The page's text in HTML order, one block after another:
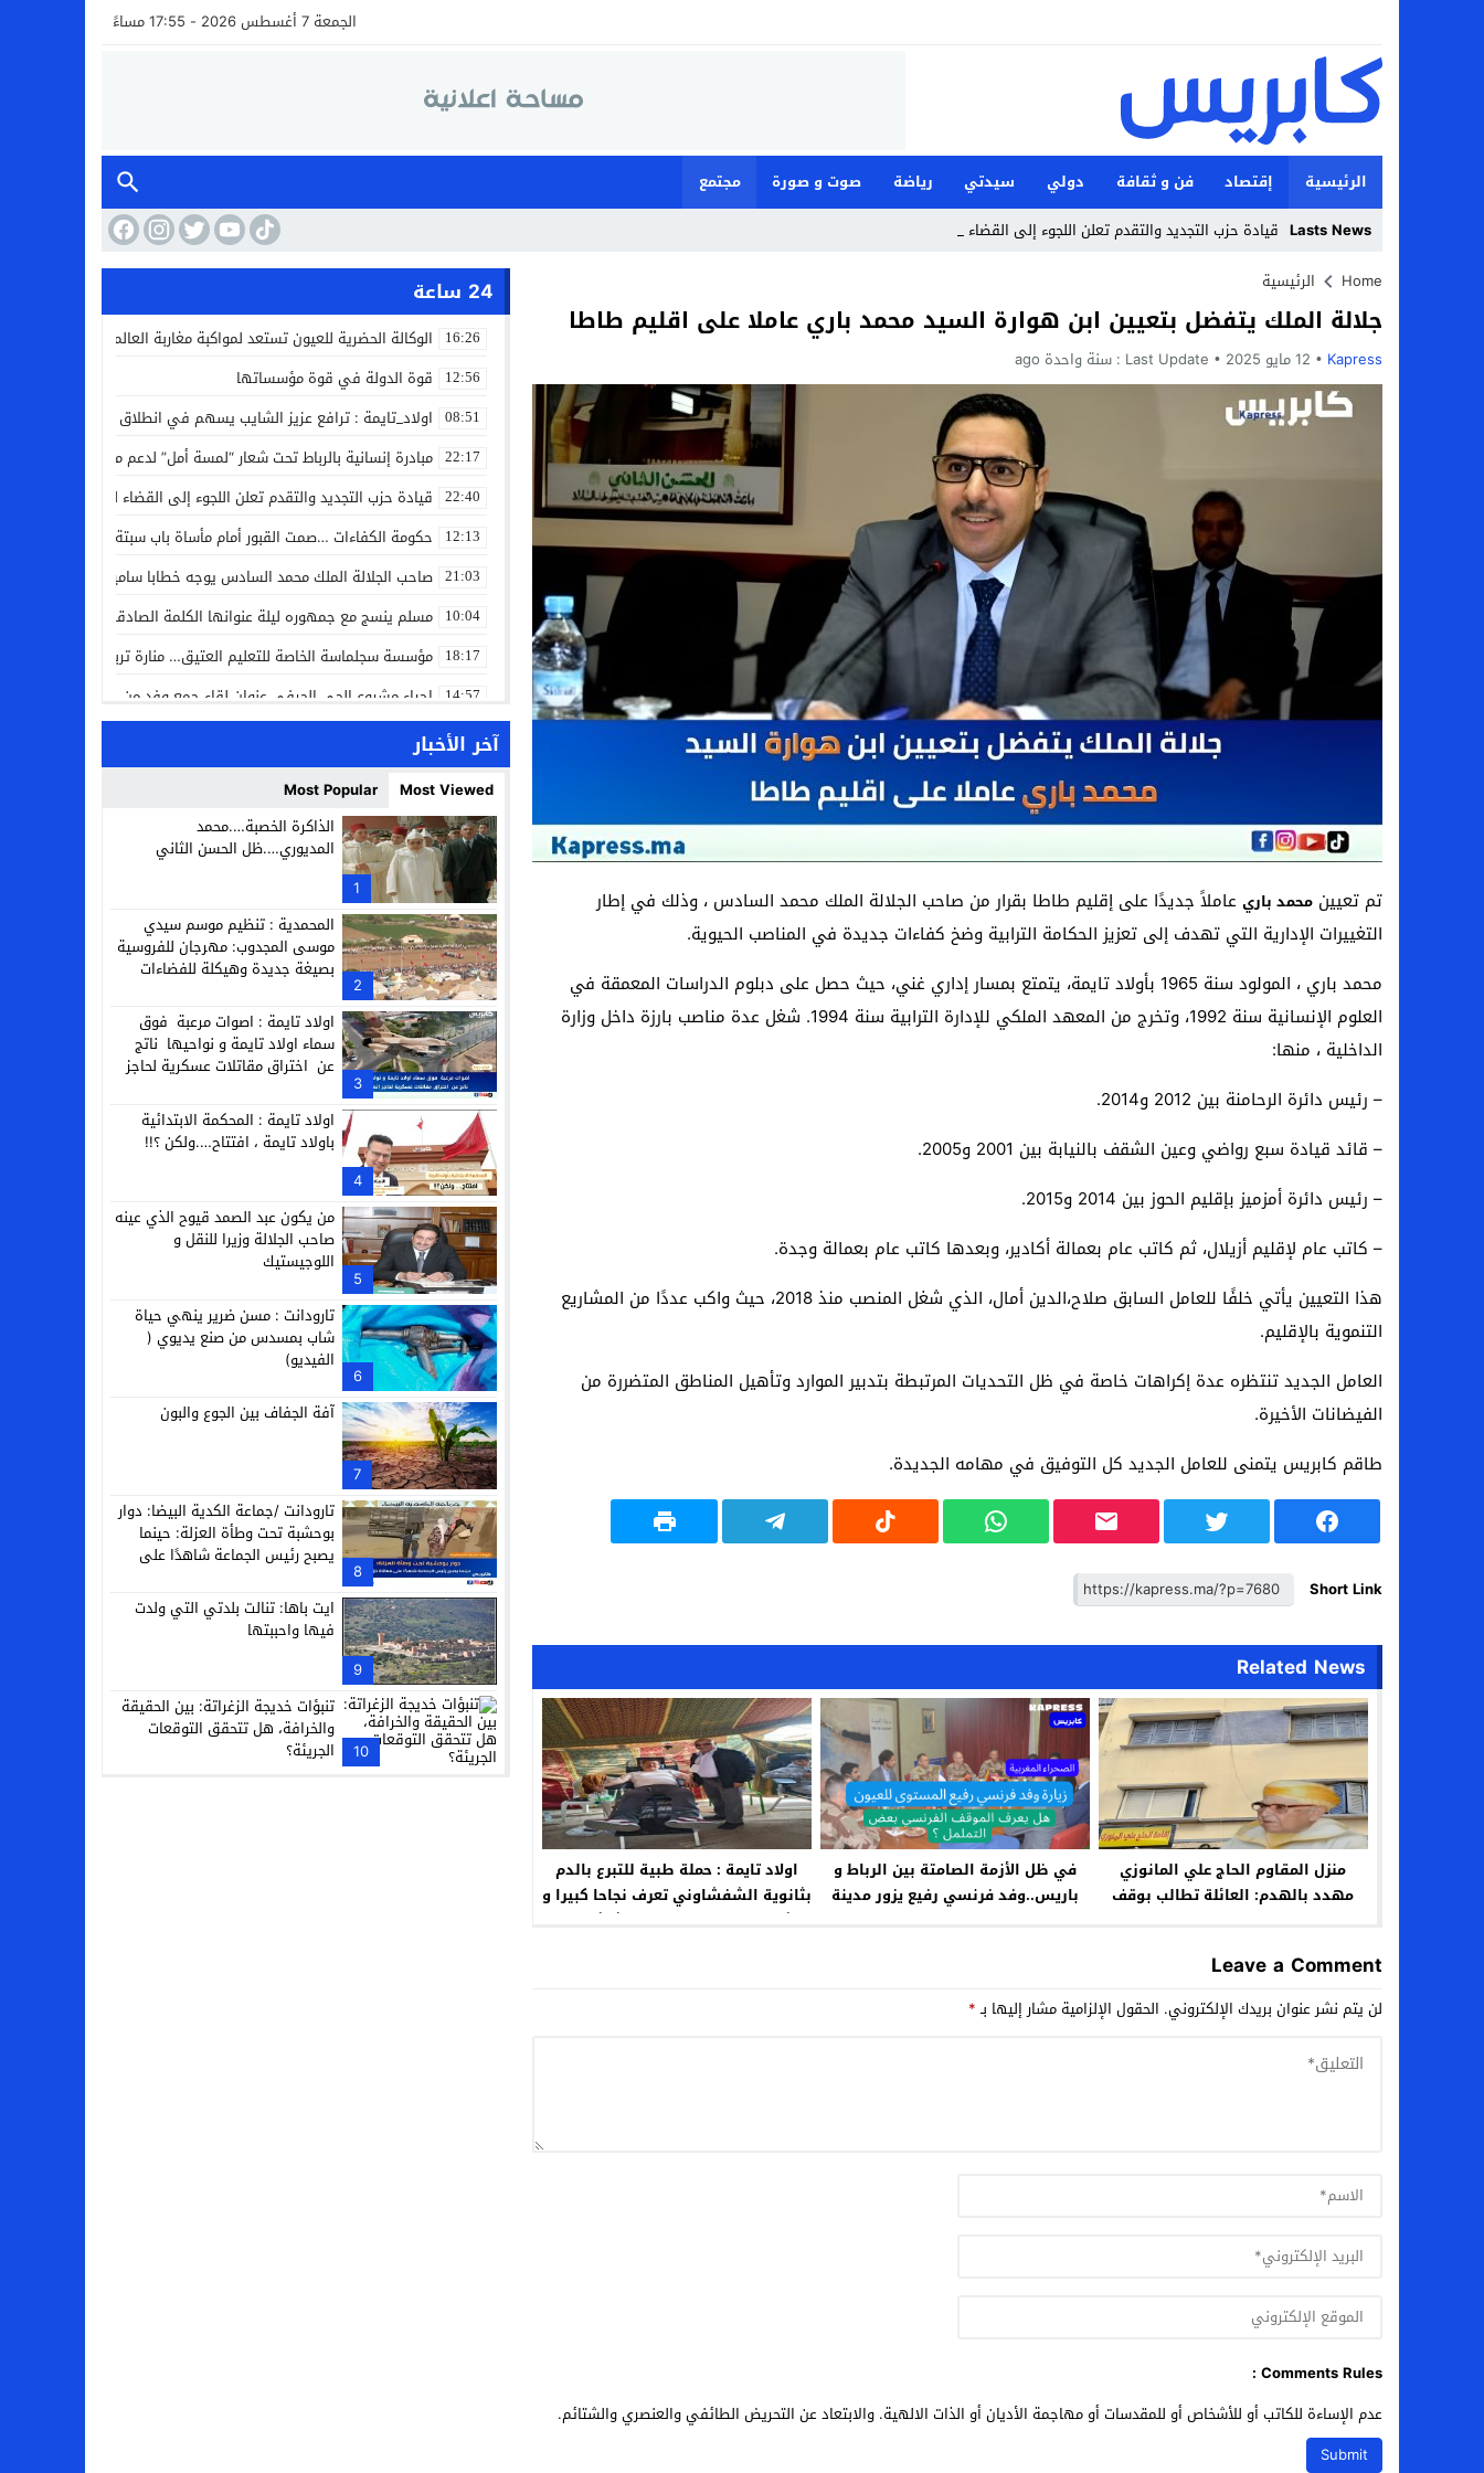
الجمعة 7 أغسطس 2026 - 17:55 مساءً
الرئيسية إقتصاد فن و ثقافة دولي سيدتي رياضة صوت و صورة
مجتمع
Lasts News قيادة حزب التجديد والتقدم تعلن اللجوء إلى القضاء لمواجهة م_
Stop
Previous
Next
Home الرئيسية
جلالة الملك يتفضل بتعيين ابن هوارة السيد محمد باري عاملا على اقليم طاطا
Kapress 12 مايو 2025 Last Update : سنة واحدة ago
تم تعيين محمد باري عاملاً جديدًا على إقليم طاطا بقرار من صاحب الجلالة الملك محمد السادس ، وذلك في إطار
التغييرات الإدارية التي تهدف إلى تعزيز الحكامة الترابية وضخ كفاءات جديدة في المناصب الحيوية.
محمد باري ، المولود سنة 1965 بأولاد تايمة، يتمتع بمسار إداري غني، حيث حصل على دبلوم الدراسات المعمقة في
العلوم الإنسانية سنة 1992، وتخرج من المعهد الملكي للإدارة الترابية سنة 1994. شغل عدة مناصب بارزة داخل وزارة
الداخلية ، منها:
– رئيس دائرة الرحامنة بين 2012 و2014.
– قائد قيادة سبع رواضي وعين الشقف بالنيابة بين 2001 و2005.
– رئيس دائرة أمزميز بإقليم الحوز بين 2014 و2015.
– كاتب عام لإقليم أزيلال، ثم كاتب عام بعمالة أكادير، وبعدها كاتب عام بعمالة وجدة.
هذا التعيين يأتي خلفًا للعامل السابق صلاح،الدين أمال، الذي شغل المنصب منذ 2018، حيث واكب عددًا من المشاريع
التنموية بالإقليم.
العامل الجديد تنتظره عدة إكراهات خاصة في ظل التحديات المرتبطة بتدبير الموارد وتأهيل المناطق المتضررة من
الفيضانات الأخيرة.
طاقم كابريس يتمنى للعامل الجديد كل التوفيق في مهامه الجديدة.
Short Link
Related News
منزل المقاوم الحاج علي المانوزي
مهدد بالهدم: العائلة تطالب بوقف
في ظل الأزمة الصامتة بين الرباط و
باريس..وفد فرنسي رفيع يزور مدينة
اولاد تايمة : حملة طبية للتبرع بالدم
بثانوية الشفشاوني تعرف نجاحا كبيرا و
مشاركة لقائد المقاطعة الثالثة فيها
Leave a Comment
لن يتم نشر عنوان بريدك الإلكتروني. الحقول الإلزامية مشار إليها بـ*
Comments Rules :
عدم الإساءة للكاتب أو للأشخاص أو للمقدسات أو مهاجمة الأديان أو الذات الالهية. والابتعاد عن التحريض الطائفي والعنصري والشتائم.
24 ساعة
16:26 الوكالة الحضرية للعيون تستعد لمواكبة مغاربة العالم خلال مقامهم
12:56 قوة الدولة في قوة مؤسساتها
08:51 اولاد_تايمة : ترافع عزيز الشايب يسهم في انطلاق مشروع مائي
22:17 مبادرة إنسانية بالرباط تحت شعار “لمسة أمل” لدعم مرضى السرطان
22:40 قيادة حزب التجديد والتقدم تعلن اللجوء إلى القضاء لمواجهة ما
12:13 حكومة الكفاءات …صمت القبور أمام مأساة باب سبتة
21:03 صاحب الجلالة الملك محمد السادس يوجه خطابا ساميا إلى الأمة
10:04 مسلم ينسج مع جمهوره ليلة عنوانها الكلمة الصادقة في مهرجان
18:17 مؤسسة سجلماسة الخاصة للتعليم العتيق… منارة تربوية تجمع بين
14:57 إحياء مشروع الحي الحرفي عنوان لقاء جمع وفد من جمعية التضامن
14:24 بن كيران يهاجم “البام”: “حزب الفساد وقياداته انتهى ببعضها في
كمال محرر يقود استئنافية تارودانت: مسار قضائي راسخ ورؤية
11:05 حبشان وكيلاً عاماً بتارودانت: ترقية جديدة في الحركة القضائية
21:28 حزب الديمقراطيين الجدد يؤسس منظمتي شباب ونساء الصحراء بالعيون
13:37 عطش أولاد تايمة وسياسة “الحبة والقبة”: هل أصبح الماء إنجازاً بطولياً؟
آخر الأخبار
Most Viewed
Most Popular
1
الذاكرة الخصبة….محمد
المديوري….ظل الحسن الثاني
2
المحمدية : تنظيم موسم سيدي
موسى المجدوب: مهرجان للفروسية
بصيغة جديدة وهيكلة للفضاءات
3
اولاد تايمة : اصوات مرعبة فوق
سماء اولاد تايمة و نواحيها ناتج
عن اختراق مقاتلات عسكرية لحاجز
4
اولاد تايمة : المحكمة الابتدائية
باولاد تايمة ، افتتاح….ولكن ؟!!
5
من يكون عبد الصمد قيوح الذي عينه
صاحب الجلالة وزيرا للنقل و
اللوجيستيك
6
تارودانت : مسن ضرير ينهي حياة
شاب بمسدس من صنع يديوي (
الفيديو)
7
آفة الجفاف بين الجوع والبون
8
تارودانت /جماعة الكدية البيضا: دوار
بوحشبة تحت وطأة العزلة: حينما
يصبح رئيس الجماعة شاهدًا على
9
ايت باها: تنالت بلدتي التي ولدت
فيها واحببتها
10
تنبؤات خديجة الزغراتة: بين الحقيقة
والخرافة، هل تتحقق التوقعات
الجريئة؟